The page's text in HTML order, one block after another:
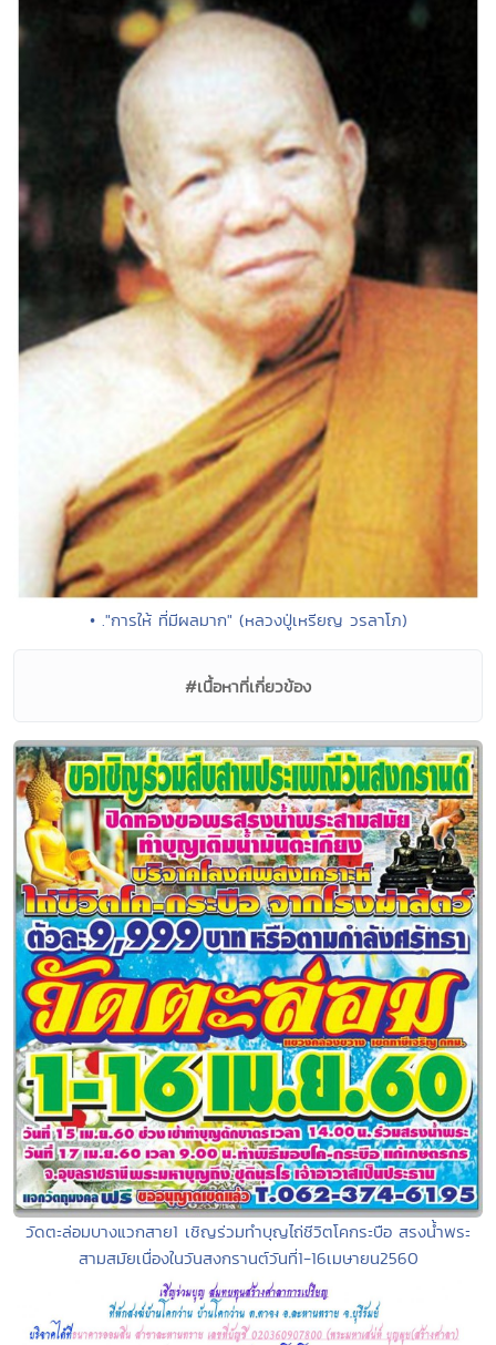
• ."การให้ ที่มีผลมาก" (หลวงปู่เหรียญ วรลาโภ)
#เนื้อหาที่เกี่ยวข้อง
วัดตะล่อมบางแวกสาย1 เชิญร่วมทำบุญไถ่ชีวิตโคกระบือ สรงน้ำพระ
สามสมัยเนื่องในวันสงกรานต์วันที่1-16เมษายน2560